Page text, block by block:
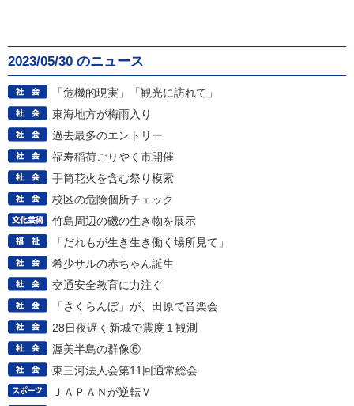
2023/05/30 のニュース
「危機的現実」「観光に訪れて」
東海地方が梅雨入り
過去最多のエントリー
福寿稲荷ごりやく市開催
手筒花火を含む祭り模索
校区の危険個所チェック
竹島周辺の磯の生き物を展示
「だれもが生き生き働く場所見て」
希少サルの赤ちゃん誕生
交通安全教育に力注ぐ
「さくらんぼ」が、田原で音楽会
28日夜遅く新城で震度１観測
渥美半島の群像⑥
東三河法人会第11回通常総会
ＪＡＰＡＮが逆転Ｖ